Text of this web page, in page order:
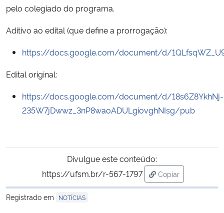
pelo colegiado do programa.
Aditivo ao edital (que define a prorrogação):
https://docs.google.com/document/d/
Edital original:
https://docs.google.com/document/d/18s6Z8YkhNj-
235W7jDwwz_3nP8waoADULgiovghNIsg/pub
Divulgue este conteúdo:
https://ufsm.br/r-567-1797
Copiar
para área de
Registrado em
NOTÍCIAS